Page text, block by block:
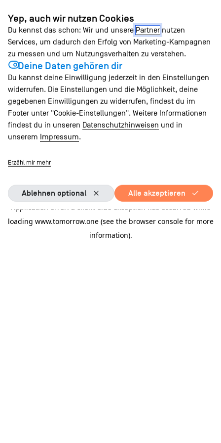
Zum
Inhalt
springen
Application error: a client-side exception has occurred while
loading www.tomorrow.one (see the browser console for more
information).
Yep, auch wir nutzen Cookies
Du kennst das schon: Wir und unsere Partner nutzen
Services, um dadurch den Erfolg von Marketing-Kampagnen
zu messen und um Nutzungsverhalten zu verstehen.
Deine Daten gehören dir
Du kannst deine Einwilligung jederzeit in den Einstellungen
widerrufen. Die Einstellungen und die Möglichkeit, deine
gegebenen Einwilligungen zu widerrufen, findest du im
Footer unter "Cookie-Einstellungen". Weitere Informationen
findest du in unseren Datenschutzhinweisen und in
unserem Impressum.
Erzähl mir mehr
Ablehnen optional Alle akzeptieren